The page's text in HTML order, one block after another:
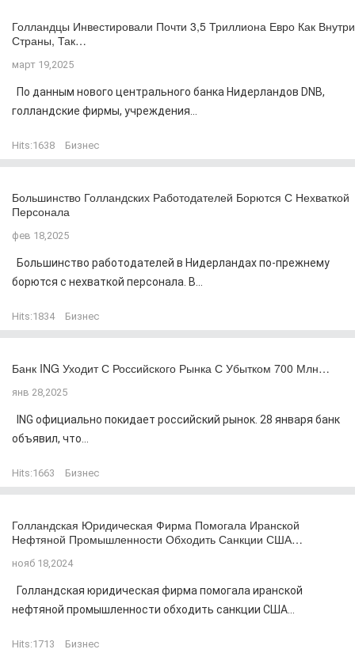
Голландцы Инвестировали Почти 3,5 Триллиона Евро Как Внутри
Страны, Так…
март 19,2025
По данным нового центрального банка Нидерландов DNB,
голландские фирмы, учреждения...
Hits:1638 Бизнес
Большинство Голландских Работодателей Борются С Нехваткой
Персонала
фев 18,2025
Большинство работодателей в Нидерландах по-прежнему
борются с нехваткой персонала. В...
Hits:1834 Бизнес
Банк ING Уходит С Российского Рынка С Убытком 700 Млн…
янв 28,2025
ING официально покидает российский рынок. 28 января банк
объявил, что...
Hits:1663 Бизнес
Голландская Юридическая Фирма Помогала Иранской
Нефтяной Промышленности Обходить Санкции США…
нояб 18,2024
Голландская юридическая фирма помогала иранской
нефтяной промышленности обходить санкции США...
Hits:1713 Бизнес